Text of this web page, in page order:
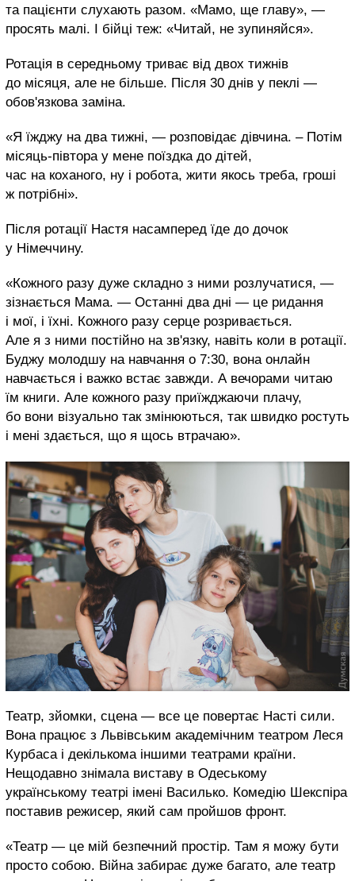
та пацієнти слухають разом. «Мамо, ще главу», —
просять малі. І бійці теж: «Читай, не зупиняйся».
Ротація в середньому триває від двох тижнів
до місяця, але не більше. Після 30 днів у пеклі —
обов'язкова заміна.
«Я їжджу на два тижні, — розповідає дівчина. – Потім
місяць-півтора у мене поїздка до дітей,
час на коханого, ну і робота, жити якось треба, гроші
ж потрібні».
Після ротації Настя насамперед їде до дочок
у Німеччину.
«Кожного разу дуже складно з ними розлучатися, —
зізнається Мама. — Останні два дні — це ридання
і мої, і їхні. Кожного разу серце розривається.
Але я з ними постійно на зв'язку, навіть коли в ротації.
Буджу молодшу на навчання о 7:30, вона онлайн
навчається і важко встає завжди. А вечорами читаю
їм книги. Але кожного разу приїжджаючи плачу,
бо вони візуально так змінюються, так швидко ростуть
і мені здається, що я щось втрачаю».
Театр, зйомки, сцена — все це повертає Насті сили.
Вона працює з Львівським академічним театром Леся
Курбаса і декількома іншими театрами країни.
Нещодавно знімала виставу в Одеському
українському театрі імені Василько. Комедію Шекспіра
поставив режисер, який сам пройшов фронт.
«Театр — це мій безпечний простір. Там я можу бути
просто собою. Війна забирає дуже багато, але театр